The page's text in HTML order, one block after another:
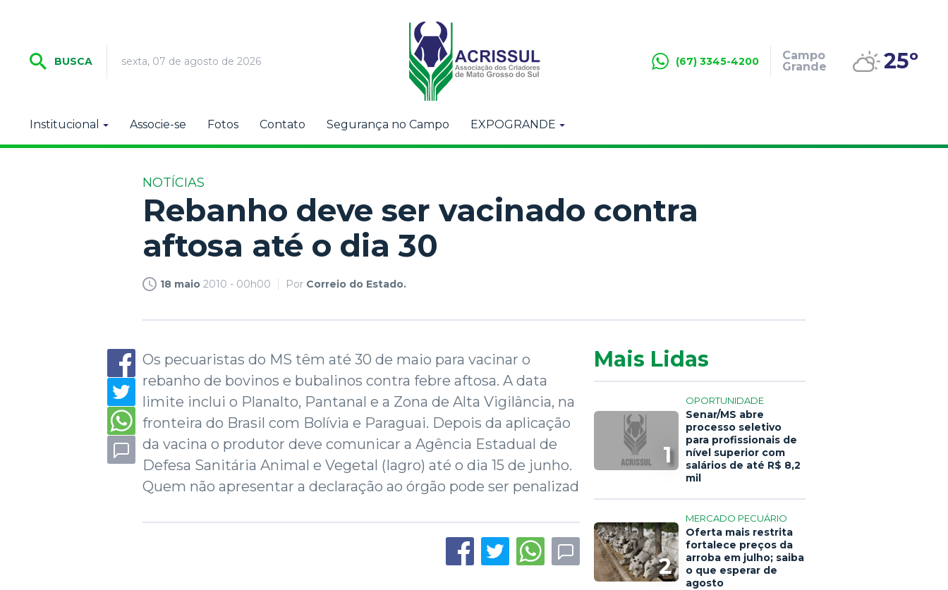
BUSCA sexta, 07 de agosto de 2026 (67) 3345-4200
Campo
Grande
25º
Institucional Associe-se Fotos Contato Segurança no Campo EXPOGRANDE
NOTÍCIAS
Rebanho deve ser vacinado contra
aftosa até o dia 30
18 maio 2010 - 00h00 Por Correio do Estado.
Os pecuaristas do MS têm até 30 de maio para vacinar o
rebanho de bovinos e bubalinos contra febre aftosa. A data
limite inclui o Planalto, Pantanal e a Zona de Alta Vigilância, na
fronteira do Brasil com Bolívia e Paraguai. Depois da aplicação
da vacina o produtor deve comunicar a Agência Estadual de
Defesa Sanitária Animal e Vegetal (Iagro) até o dia 15 de junho.
Quem não apresentar a declaração ao órgão pode ser penalizad
Mais Lidas
1
OPORTUNIDADE
Senar/MS abre
processo seletivo
para profissionais de
nível superior com
salários de até R$ 8,2
mil
2
MERCADO PECUÁRIO
Oferta mais restrita
fortalece preços da
arroba em julho; saiba
o que esperar de
agosto